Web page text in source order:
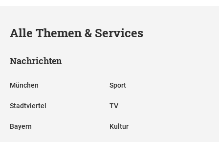
Alle Themen & Services
Nachrichten
München
Stadtviertel
Bayern
Sport
TV
Kultur